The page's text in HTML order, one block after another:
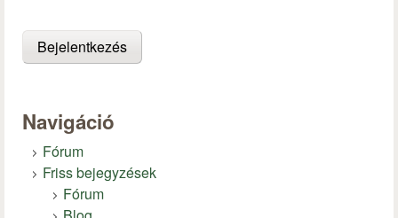
Navigáció
Fórum
Friss bejegyzések
Fórum